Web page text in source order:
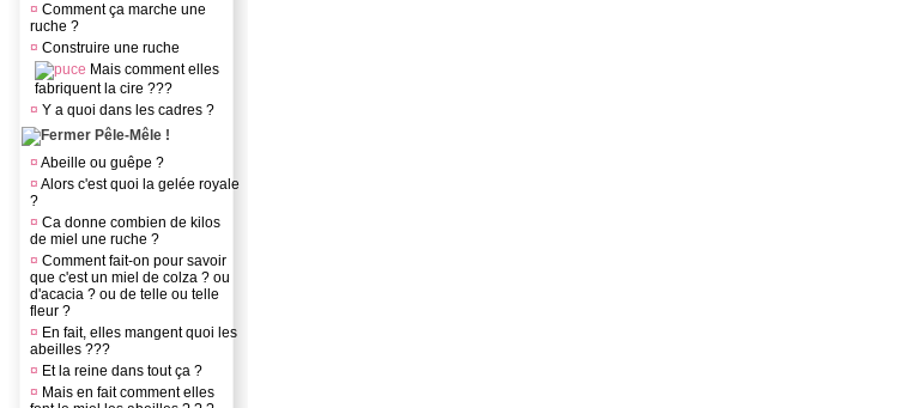
¤ Comment ça marche une
ruche ?
¤ Construire une ruche
Mais comment elles
fabriquent la cire ???
¤ Y a quoi dans les cadres ?
Pêle-Mêle !
¤ Abeille ou guêpe ?
¤ Alors c'est quoi la gelée royale
?
¤ Ca donne combien de kilos
de miel une ruche ?
¤ Comment fait-on pour savoir
que c'est un miel de colza ? ou
d'acacia ? ou de telle ou telle
fleur ?
¤ En fait, elles mangent quoi les
abeilles ???
¤ Et la reine dans tout ça ?
¤ Mais en fait comment elles